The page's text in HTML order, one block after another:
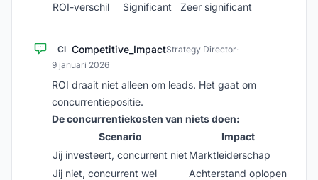
ROI-verschil
Significant Zeer significant
CI Competitive_ImpactStrategy Director·
9 januari 2026
ROI draait niet alleen om leads. Het gaat om
concurrentiepositie.
De concurrentiekosten van niets doen:
Scenario
Impact
Jij investeert, concurrent niet Marktleiderschap
Jij niet, concurrent wel
Achterstand oplopen